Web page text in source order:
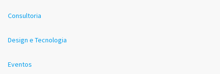
Consultoria
Design e Tecnologia
Eventos